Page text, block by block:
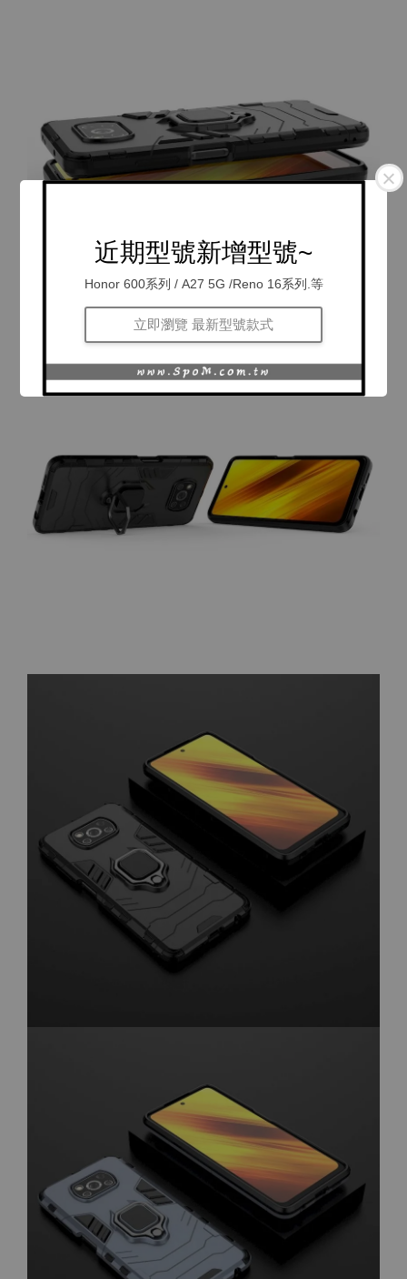
近期型號新增型號~
Honor 600系列 / A27 5G /Reno 16系列.等
立即瀏覽 最新型號款式